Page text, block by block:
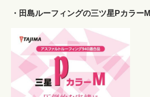
・田島ルーフィングの三ツ星PカラーM